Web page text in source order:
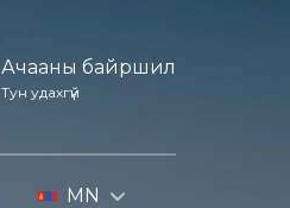
Ачааны байршил
Тун удахгүй
MN